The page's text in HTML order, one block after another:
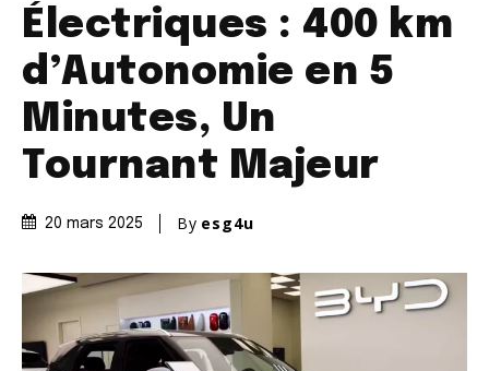
Électriques : 400 km
d’Autonomie en 5
Minutes, Un
Tournant Majeur
20 mars 2025 By esg4u